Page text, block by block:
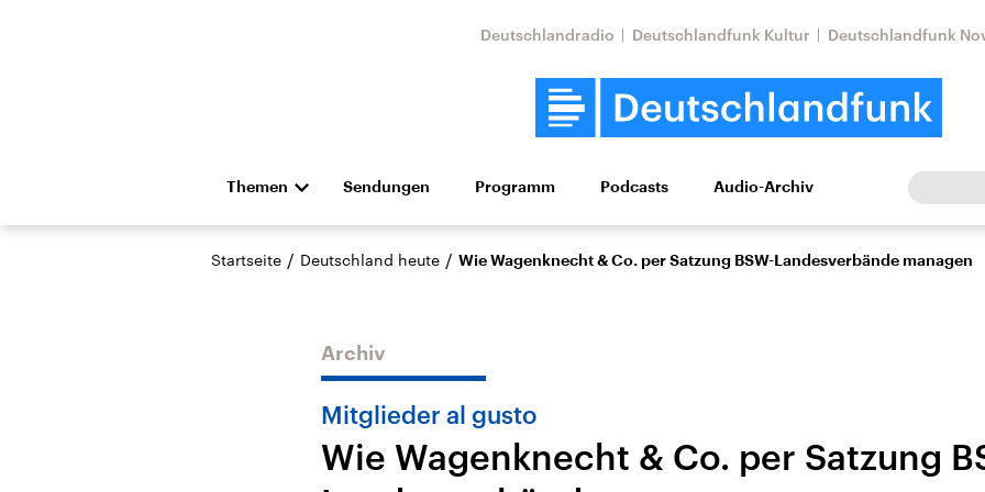
Deutschlandradio Deutschlandfunk Kultur Deutschlandfunk
Themen
Die Nachrichten Politik Wirtschaft Wissen Kultur Europa
Hörspiel und Feature Musik
Nahostkonflikt
Aktuelle Lage und
Iran
Aktuelle Lage und
Faktenchecks
In unseren
Sendungen Programm Podcasts Audio-Archiv
Startseite / Deutschland heute / Wie Wagenknecht & Co. per Satzung BSW-Landesverbände managen
Archiv
Mitglieder al gusto
Wie Wagenknecht & Co. per Satzung